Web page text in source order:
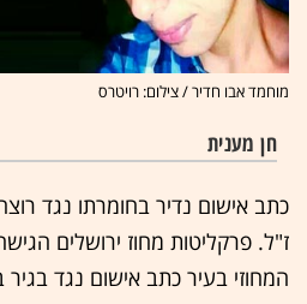
מוחמד אבו חדיר / צילום: רויטרס
חן מענית
כתב אישום נדיר בחומרתו נגד
ז"ל. פרקליטות מחוז ירושלים